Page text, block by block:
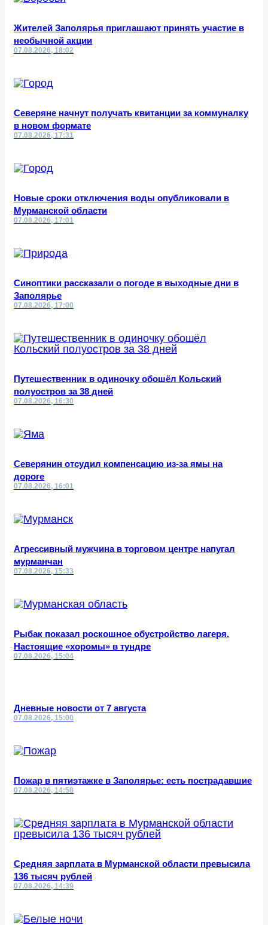
Жителей Заполярья приглашают принять участие в
необычной акции
07.08.2026, 18:02
Северяне начнут получать квитанции за коммуналку
в новом формате
07.08.2026, 17:31
Новые сроки отключения воды опубликовали в
Мурманской области
07.08.2026, 17:01
Синоптики рассказали о погоде в выходные дни в
Заполярье
07.08.2026, 17:00
Путешественник в одиночку обошёл Кольский
полуостров за 38 дней
07.08.2026, 16:30
Северянин отсудил компенсацию из-за ямы на
дороге
07.08.2026, 16:01
Агрессивный мужчина в торговом центре напугал
мурманчан
07.08.2026, 15:33
Рыбак показал роскошное обустройство лагеря.
Настоящие «хоромы» в тундре
07.08.2026, 15:04
Дневные новости от 7 августа
07.08.2026, 15:00
Пожар в пятиэтажке в Заполярье: есть пострадавшие
07.08.2026, 14:58
Средняя зарплата в Мурманской области превысила
136 тысяч рублей
07.08.2026, 14:39